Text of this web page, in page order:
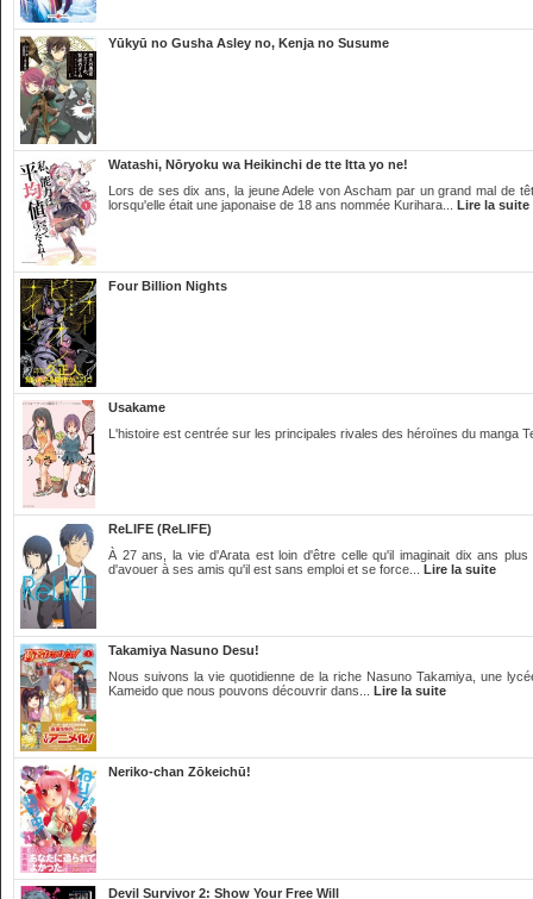
Yūkyū no Gusha Asley no, Kenja no Susume
Watashi, Nōryoku wa Heikinchi de tte Itta yo ne!
Lors de ses dix ans, la jeune Adele von Ascham par un grand mal de
lorsqu'elle était une japonaise de 18 ans nommée Kurihara... Lire la suite
Four Billion Nights
Usakame
L'histoire est centrée sur les principales rivales des héroïnes du manga
ReLIFE (ReLIFE)
À 27 ans, la vie d'Arata est loin d'être celle qu'il imaginait dix ans
d'avouer à ses amis qu'il est sans emploi et se force... Lire la suite
Takamiya Nasuno Desu!
Nous suivons la vie quotidienne de la riche Nasuno Takamiya, une
Kameido que nous pouvons découvrir dans... Lire la suite
Neriko-chan Zōkeichū!
Devil Survivor 2: Show Your Free Will